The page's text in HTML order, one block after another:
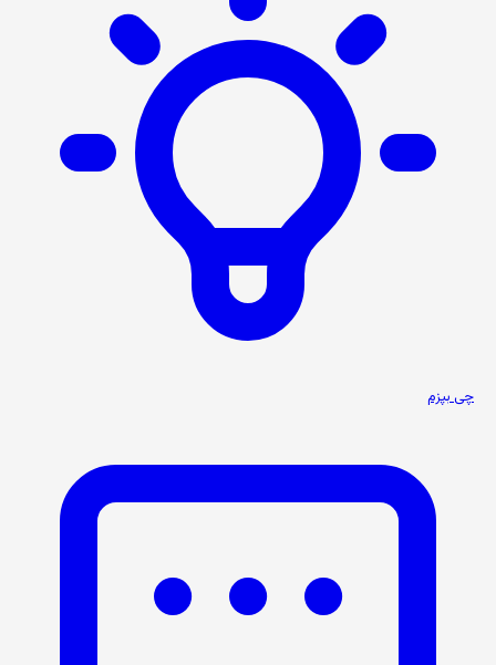
چی بپزم